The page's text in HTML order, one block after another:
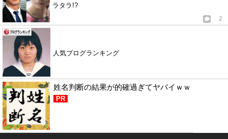
ラタラ!?
2
人気ブログランキング
姓名判断の結果が的確過ぎてヤバイｗｗ
PR